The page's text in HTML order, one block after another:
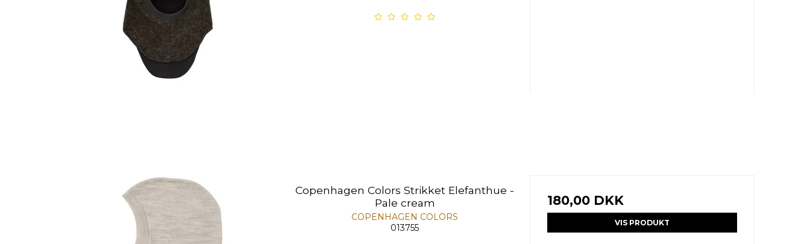
Copenhagen Colors Strikket Elefanthue -
Pale cream
COPENHAGEN COLORS
013755
180,00 DKK
VIS PRODUKT